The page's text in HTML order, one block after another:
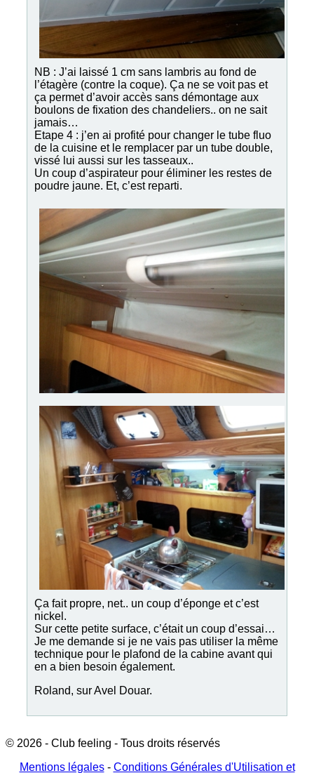
NB : J’ai laissé 1 cm sans lambris au fond de
l’étagère (contre la coque). Ça ne se voit pas et
ça permet d’avoir accès sans démontage aux
boulons de fixation des chandeliers.. on ne sait
jamais…
Etape 4 : j’en ai profité pour changer le tube fluo
de la cuisine et le remplacer par un tube double,
vissé lui aussi sur les tasseaux..
Un coup d’aspirateur pour éliminer les restes de
poudre jaune. Et, c’est reparti.
Ça fait propre, net.. un coup d’éponge et c’est
nickel.
Sur cette petite surface, c’était un coup d’essai…
Je me demande si je ne vais pas utiliser la même
technique pour le plafond de la cabine avant qui
en a bien besoin également.
Roland, sur Avel Douar.
© 2026 - Club feeling - Tous droits réservés
Mentions légales- Conditions Générales d'Utilisation et